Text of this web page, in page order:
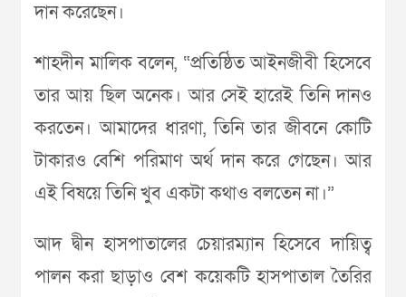
দান করেছেন।
শাহদীন মালিক বলেন, “প্রতিষ্ঠিত আইনজীবী হিসেবে
তার আয় ছিল অনেক। আর সেই হারেই তিনি দানও
করতেন। আমাদের ধারণা, তিনি তার জীবনে কোটি
টাকারও বেশি পরিমাণ অর্থ দান করে গেছেন। আর
এই বিষয়ে তিনি খুব একটা কথাও বলতেন না।”
আদ দ্বীন হাসপাতালের চেয়ারম্যান হিসেবে দায়িত্ব
পালন করা ছাড়াও বেশ কয়েকটি হাসপাতাল তৈরির